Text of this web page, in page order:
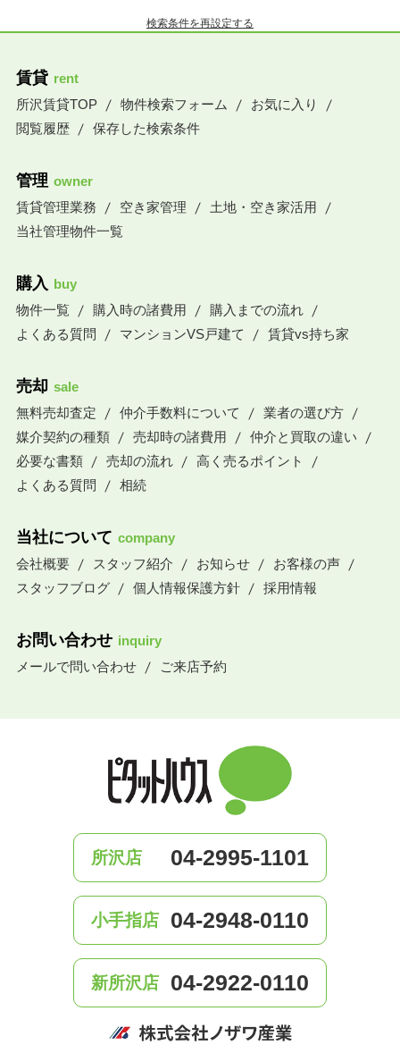
検索条件を再設定する
賃貸 rent
所沢賃貸TOP
物件検索フォーム
お気に入り
閲覧履歴
保存した検索条件
管理 owner
賃貸管理業務
空き家管理
土地・空き家活用
当社管理物件一覧
購入 buy
物件一覧
購入時の諸費用
購入までの流れ
よくある質問
マンションVS戸建て 賃貸vs持ち家
売却 sale
無料売却査定
仲介手数料について
業者の選び方
媒介契約の種類
売却時の諸費用
仲介と買取の違い
必要な書類
売却の流れ
高く売るポイント
よくある質問
相続
当社について company
会社概要
スタッフ紹介 お知らせ
お客様の声
スタッフブログ
個人情報保護方針 採用情報
お問い合わせ inquiry
メールで問い合わせ
ご来店予約
所沢店 04-2995-1101
小手指店 04-2948-0110
新所沢店 04-2922-0110